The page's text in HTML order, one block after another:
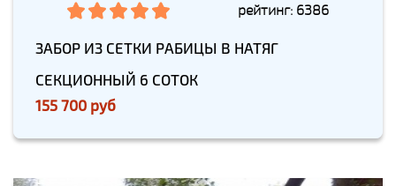
рейтинг: 6386
ЗАБОР ИЗ СЕТКИ РАБИЦЫ В НАТЯГ
СЕКЦИОННЫЙ 6 СОТОК
155 700 руб